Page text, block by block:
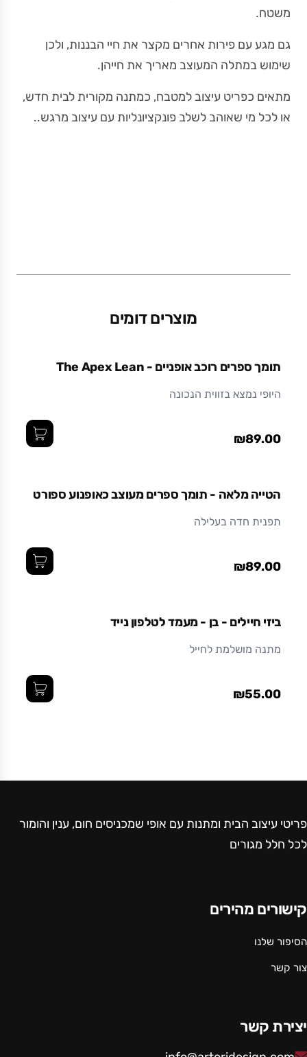
משטח.
גם מגע עם פירות אחרים מקצר את חיי הבננות, ולכן
שימוש במתלה המעוצב מאריך את חייהן.
מתאים כפריט עיצוב למטבח, כמתנה מקורית לבית חדש,
או לכל מי שאוהב לשלב פונקציונליות עם עיצוב מרגש..
מוצרים דומים
תומך ספרים רוכב אופניים - The Apex Lean
היופי נמצא בזווית הנכונה
₪89.00
הטייה מלאה - תומך ספרים מעוצב כאופנוע ספורט
תפנית חדה בעלילה
₪89.00
ביזי חיילים - בן - מעמד לטלפון נייד
מתנה מושלמת לחייל
₪55.00
פריטי עיצוב הבית ומתנות עם אופי שמכניסים חום, ענין והומור
לכל חלל מגורים
קישורים מהירים
הסיפור שלנו
צור קשר
יצירת קשר